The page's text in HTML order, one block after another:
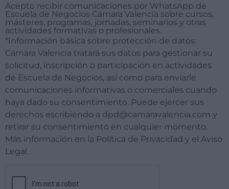
Acepto recibir comunicaciones por WhatsApp de
Escuela de Negocios Cámara Valencia sobre cursos,
másteres, programas, jornadas, seminarios y otras
actividades formativas o profesionales.
*Información básica sobre protección de datos:
Cámara Valencia tratará sus datos para gestionar su
solicitud, inscripción o participación en actividades
de Escuela de Negocios, así como para enviarle
comunicaciones informativas o comerciales cuando
haya dado su consentimiento. Puede ejercer sus
derechos escribiendo a dpd@camaravalencia.com y
retirar su consentimiento en cualquier momento.
Más información en la Política de Privacidad y el Aviso
Legal.